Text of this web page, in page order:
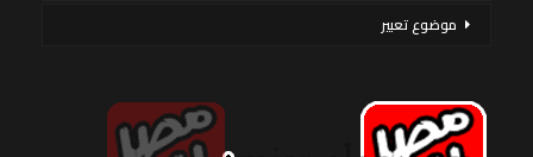
موضوع تعبير